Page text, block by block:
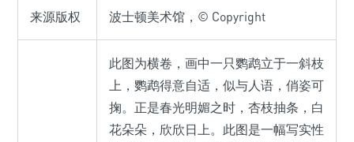
来源版权 波士顿美术馆，© Copyright
此图为横卷，画中一只鹦鹉立于一斜枝
上，鹦鹉得意自适，似与人语，俏姿可
掬。正是春光明媚之时，杏枝抽条，白
花朵朵，欣欣日上。此图是一幅写实性